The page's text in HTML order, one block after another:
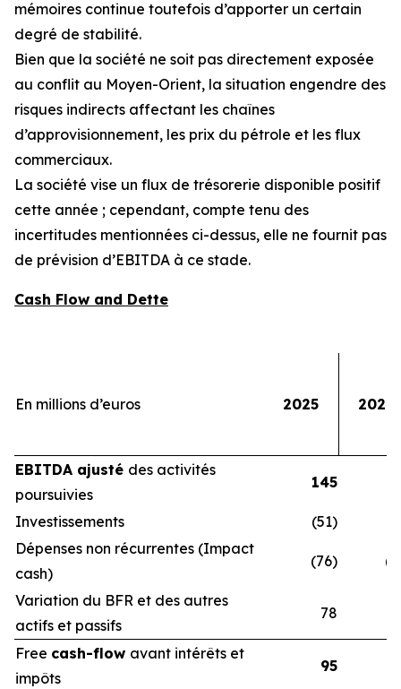
mémoires continue toutefois d’apporter un certain
degré de stabilité.
Bien que la société ne soit pas directement exposée
au conflit au Moyen-Orient, la situation engendre des
risques indirects affectant les chaînes
d’approvisionnement, les prix du pétrole et les flux
commerciaux.
La société vise un flux de trésorerie disponible positif
cette année ; cependant, compte tenu des
incertitudes mentionnées ci-dessus, elle ne fournit pas
de prévision d’EBITDA à ce stade.
Cash Flow and Dette
En millions d’euros 2025 2024
EBITDA ajusté des activités
poursuivies
145
Investissements (51)
Dépenses non récurrentes (Impact
cash)
(76)
Variation du BFR et des autres
actifs et passifs
78
Free cash-flow avant intérêts et
impôts
95